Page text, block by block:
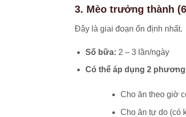
3. Mèo trưởng thành
Đây là giai đoạn ổn định nhất.
Số bữa: 2 – 3 lần/ngày
Có thể áp dụng 2
Cho ăn theo giờ
Cho ăn tự do (có